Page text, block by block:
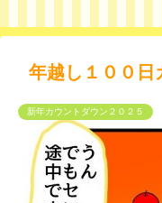
年越し１００日
新年カウントダウン２０２５